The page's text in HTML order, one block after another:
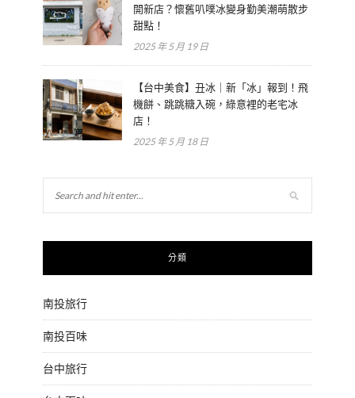
開新店？懷舊叭噗冰變身勤美潮萌散步
甜點！
2025 年 5 月 19 日
【台中美食】丑冰｜新「冰」報到！飛
機餅、跳跳糖入碗，綠意裡的老宅冰
店！
2025 年 5 月 18 日
分類
南投旅行
南投百味
台中旅行